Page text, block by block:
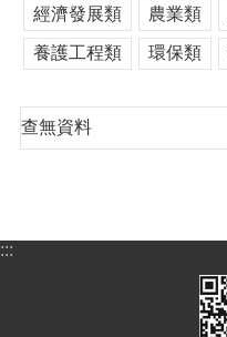
生
活
便
資
訊
經濟發展類 農業類
養護工程類 環保類
查無資料
:::